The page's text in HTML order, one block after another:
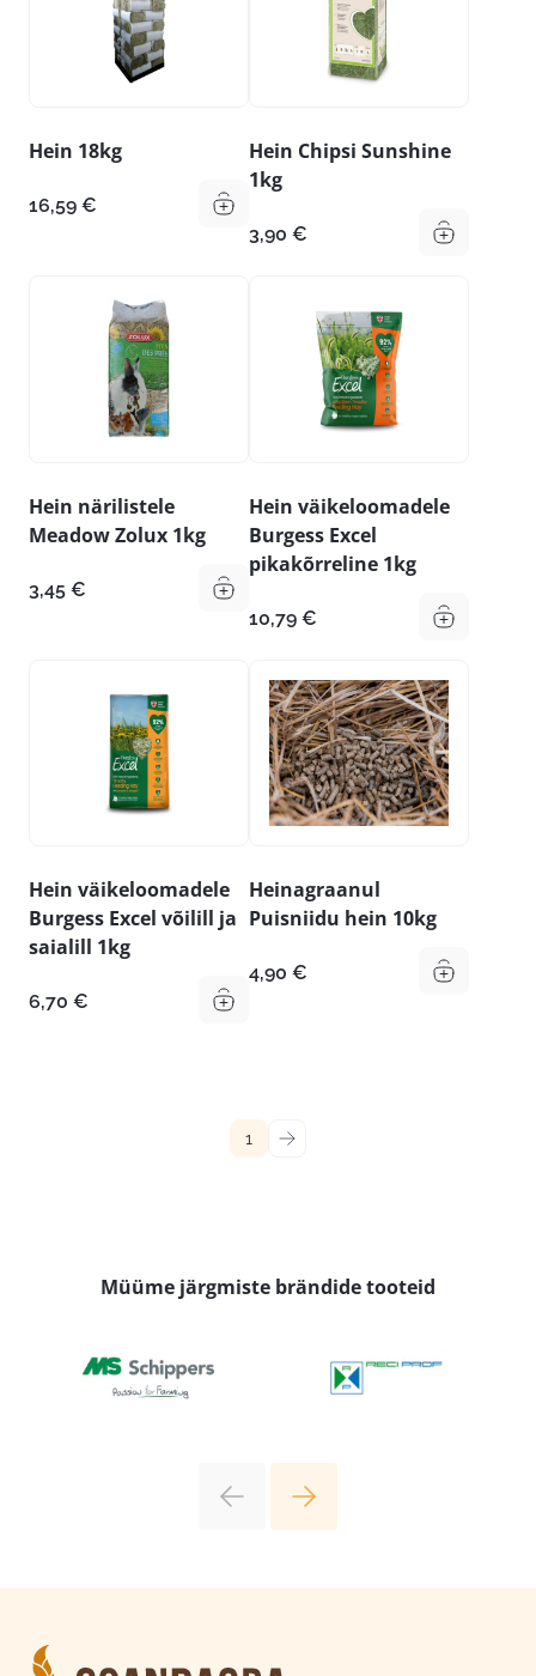
Hein 18kg
16,59 €
Hein Chipsi Sunshine
1kg
3,90 €
Hein närilistele
Meadow Zolux 1kg
3,45 €
Hein väikeloomadele
Burgess Excel
pikakõrreline 1kg
10,79 €
Hein väikeloomadele
Burgess Excel võilill ja
saialill 1kg
6,70 €
Heinagraanul
Puisniidu hein 10kg
4,90 €
1 →
Müüme järgmiste brändide tooteid